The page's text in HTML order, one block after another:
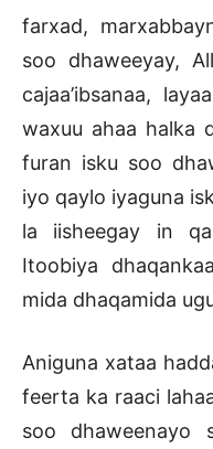
farxad,
soo dhaweeyay,
cajaa’ibsanaa,
waxuu ahaa halka
furan isku soo
iyo qaylo iyaguna
la iisheegay in
Itoobiya
mida dhaqamida
Aniguna xataa
feerta ka raaci
soo dhaweenayo